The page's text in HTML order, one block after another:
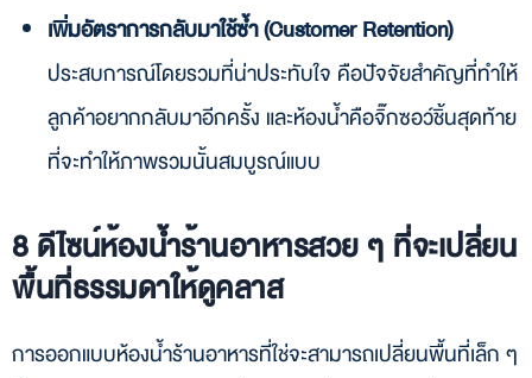
เพิ่มอัตราการกลับมาใช้ซ้ำ (Customer Retention)
ประสบการณ์โดยรวมที่น่าประทับใจ คือปัจจัยสำคัญที่ทำให้
ลูกค้าอยากกลับมาอีกครั้ง และห้องน้ำคือจิ๊กซอว์ชิ้นสุดท้าย
ที่จะทำให้ภาพรวมนั้นสมบูรณ์แบบ
8 ดีไซน์ห้องน้ำร้านอาหารสวย ๆ ที่จะเปลี่ยน
พื้นที่ธรรมดาให้ดูคลาส
การออกแบบห้องน้ำร้านอาหารที่ใช่จะสามารถเปลี่ยนพื้นที่เล็ก ๆ